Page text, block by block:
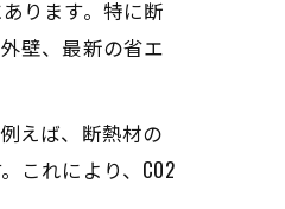
ります。特に断
壁、最新の省エ
えば、断熱材の
これにより、CO2